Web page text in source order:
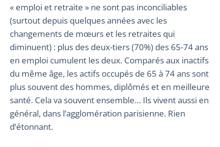
« emploi et retraite » ne sont pas inconciliables
(surtout depuis quelques années avec les
changements de mœurs et les retraites qui
diminuent) : plus des deux-tiers (70%) des 65-74 ans
en emploi cumulent les deux. Comparés aux inactifs
du même âge, les actifs occupés de 65 à 74 ans sont
plus souvent des hommes, diplômés et en meilleure
santé. Cela va souvent ensemble… Ils vivent aussi en
général, dans l’agglomération parisienne. Rien
d’étonnant.